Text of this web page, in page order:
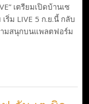
เตรียมเปิดบ้านเซ
ริ่ม LIVE 5 ก.ย.นี้ กลับ
มสนุกบนแพลตฟอร์ม